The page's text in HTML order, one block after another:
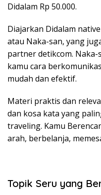
Didalam Rp 50.000.
Diajarkan Didalam
atau Naka-san, yang
partner detikcom.
kamu cara
mudah dan efektif.
Materi praktis dan
dan kosa kata yang
traveling. Kamu
arah, berbelanja,
Topik Seru yang